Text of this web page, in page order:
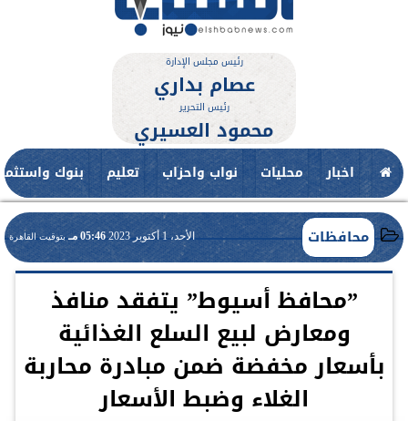
رئيس مجلس الإدارة
عصام بداري
رئيس التحرير
محمود العسيري
اخبار محليات نواب واحزاب تعليم بنوك
محافظات الأحد، 1 أكتوبر 2023 05:46 مـ بتوقيت القاهرة
”محافظ أسيوط” يتفقد منافذ
ومعارض لبيع السلع الغذائية
بأسعار مخفضة ضمن مبادرة محاربة
الغلاء وضبط الأسعار